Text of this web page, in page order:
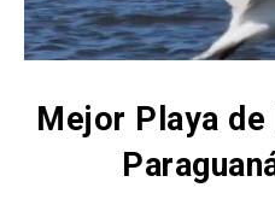
Mejor Playa